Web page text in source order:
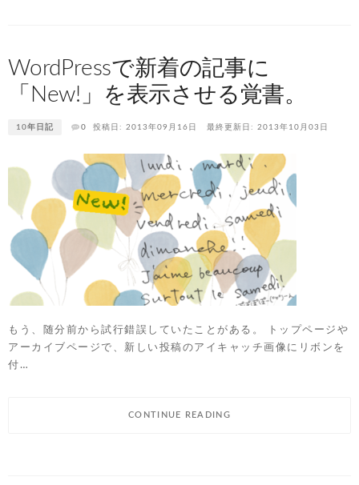
WordPressで新着の記事に
「New!」を表示させる覚書。
10年日記 0 投稿日: 2013年09月16日 最終更新日: 2013年10月03日
もう、随分前から試行錯誤していたことがある。 トップページや
アーカイブページで、新しい投稿のアイキャッチ画像にリボンを
付…
CONTINUE READING